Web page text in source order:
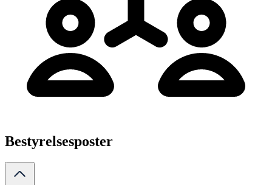
Bestyrelsesposter